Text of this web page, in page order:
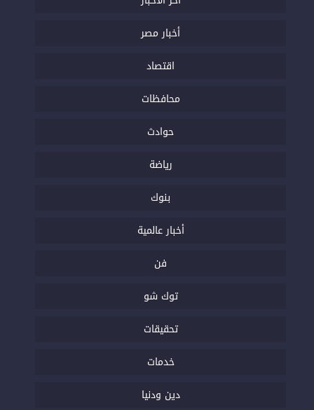
أخبار مصر
اقتصاد
محافظات
حوادث
رياضة
بنوك
أخبار عالمية
فن
توك شو
تحقيقات
خدمات
دين ودنيا